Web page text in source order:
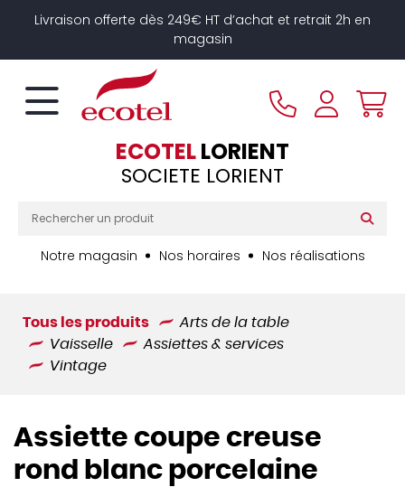
Livraison offerte dès 249€ HT d’achat et retrait 2h en
magasin
ECOTELLORIENT
SOCIETE LORIENT
Notre magasin Nos horaires Nos réalisations
Tous les produits
Arts de la table
Vaisselle
Assiettes & services
Vintage
Assiette coupe creuse
rond blanc porcelaine
Panneau de gestion des cookies